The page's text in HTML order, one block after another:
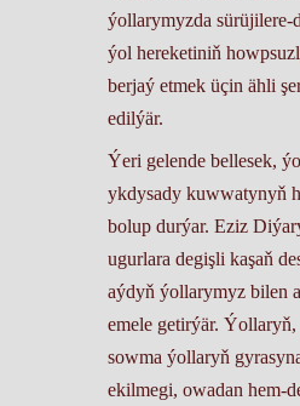
ýollarymyzda sürüjilere-
ýol hereketiniň
berjaý etmek üçin ähli
edilýär.
Ýeri gelende bellesek,
ykdysady kuwwatynyň
bolup durýar. Eziz
ugurlara degişli kaşaň
aýdyň ýollarymyz bilen
emele getirýär.
sowma ýollaryň
ekilmegi, owadan hem-